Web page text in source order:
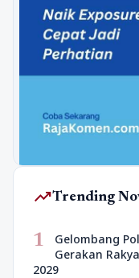
trending_upTrending
1
Gelombang
Gerakan
2029